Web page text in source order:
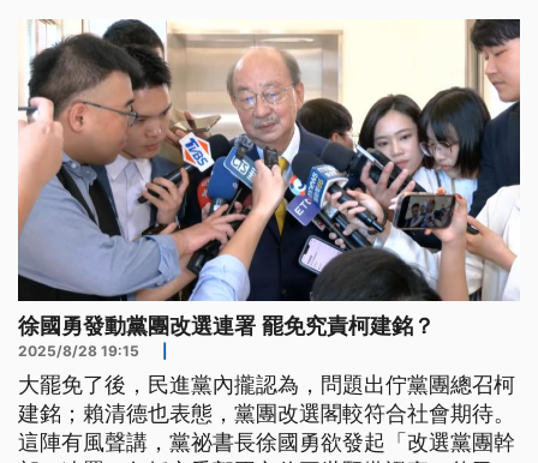
徐國勇發動黨團改選連署 罷免究責柯建銘？
2025/8/28 19:15
大罷免了後，民進黨內攏認為，問題出佇黨團總召柯
建銘；賴清德也表態，黨團改選閣較符合社會期待。
這陣有風聲講，黨祕書長徐國勇欲發起「改選黨團幹